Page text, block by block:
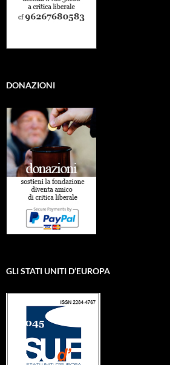
DONAZIONI
GLI STATI UNITI D’EUROPA